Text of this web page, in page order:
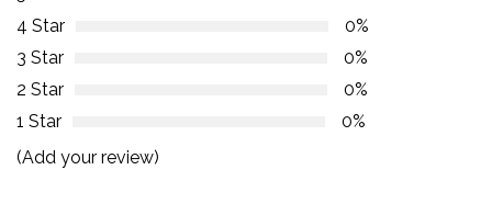
4 Star
0%
3 Star
0%
2 Star
0%
1 Star
0%
(Add your review)